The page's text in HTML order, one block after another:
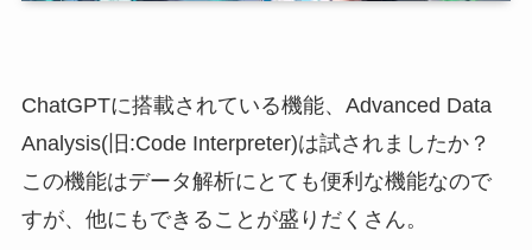
ChatGPTに搭載されている機能、Advanced Data
Analysis(旧:Code Interpreter)は試されましたか？
この機能はデータ解析にとても便利な機能なので
すが、他にもできることが盛りだくさん。